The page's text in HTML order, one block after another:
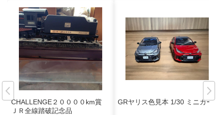
CHALLENGE２００００km賞
ＪＲ全線踏破記念品
GRヤリス色見本 1/30 ミニカー